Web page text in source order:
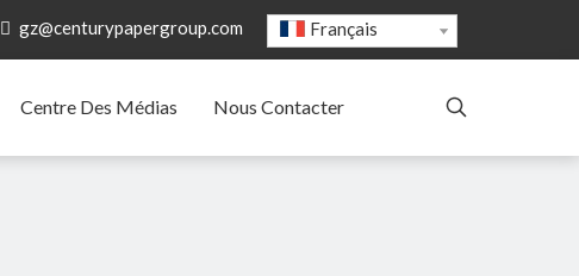
 gz@centurypapergroup.com Français
Centre Des Médias Nous Contacter